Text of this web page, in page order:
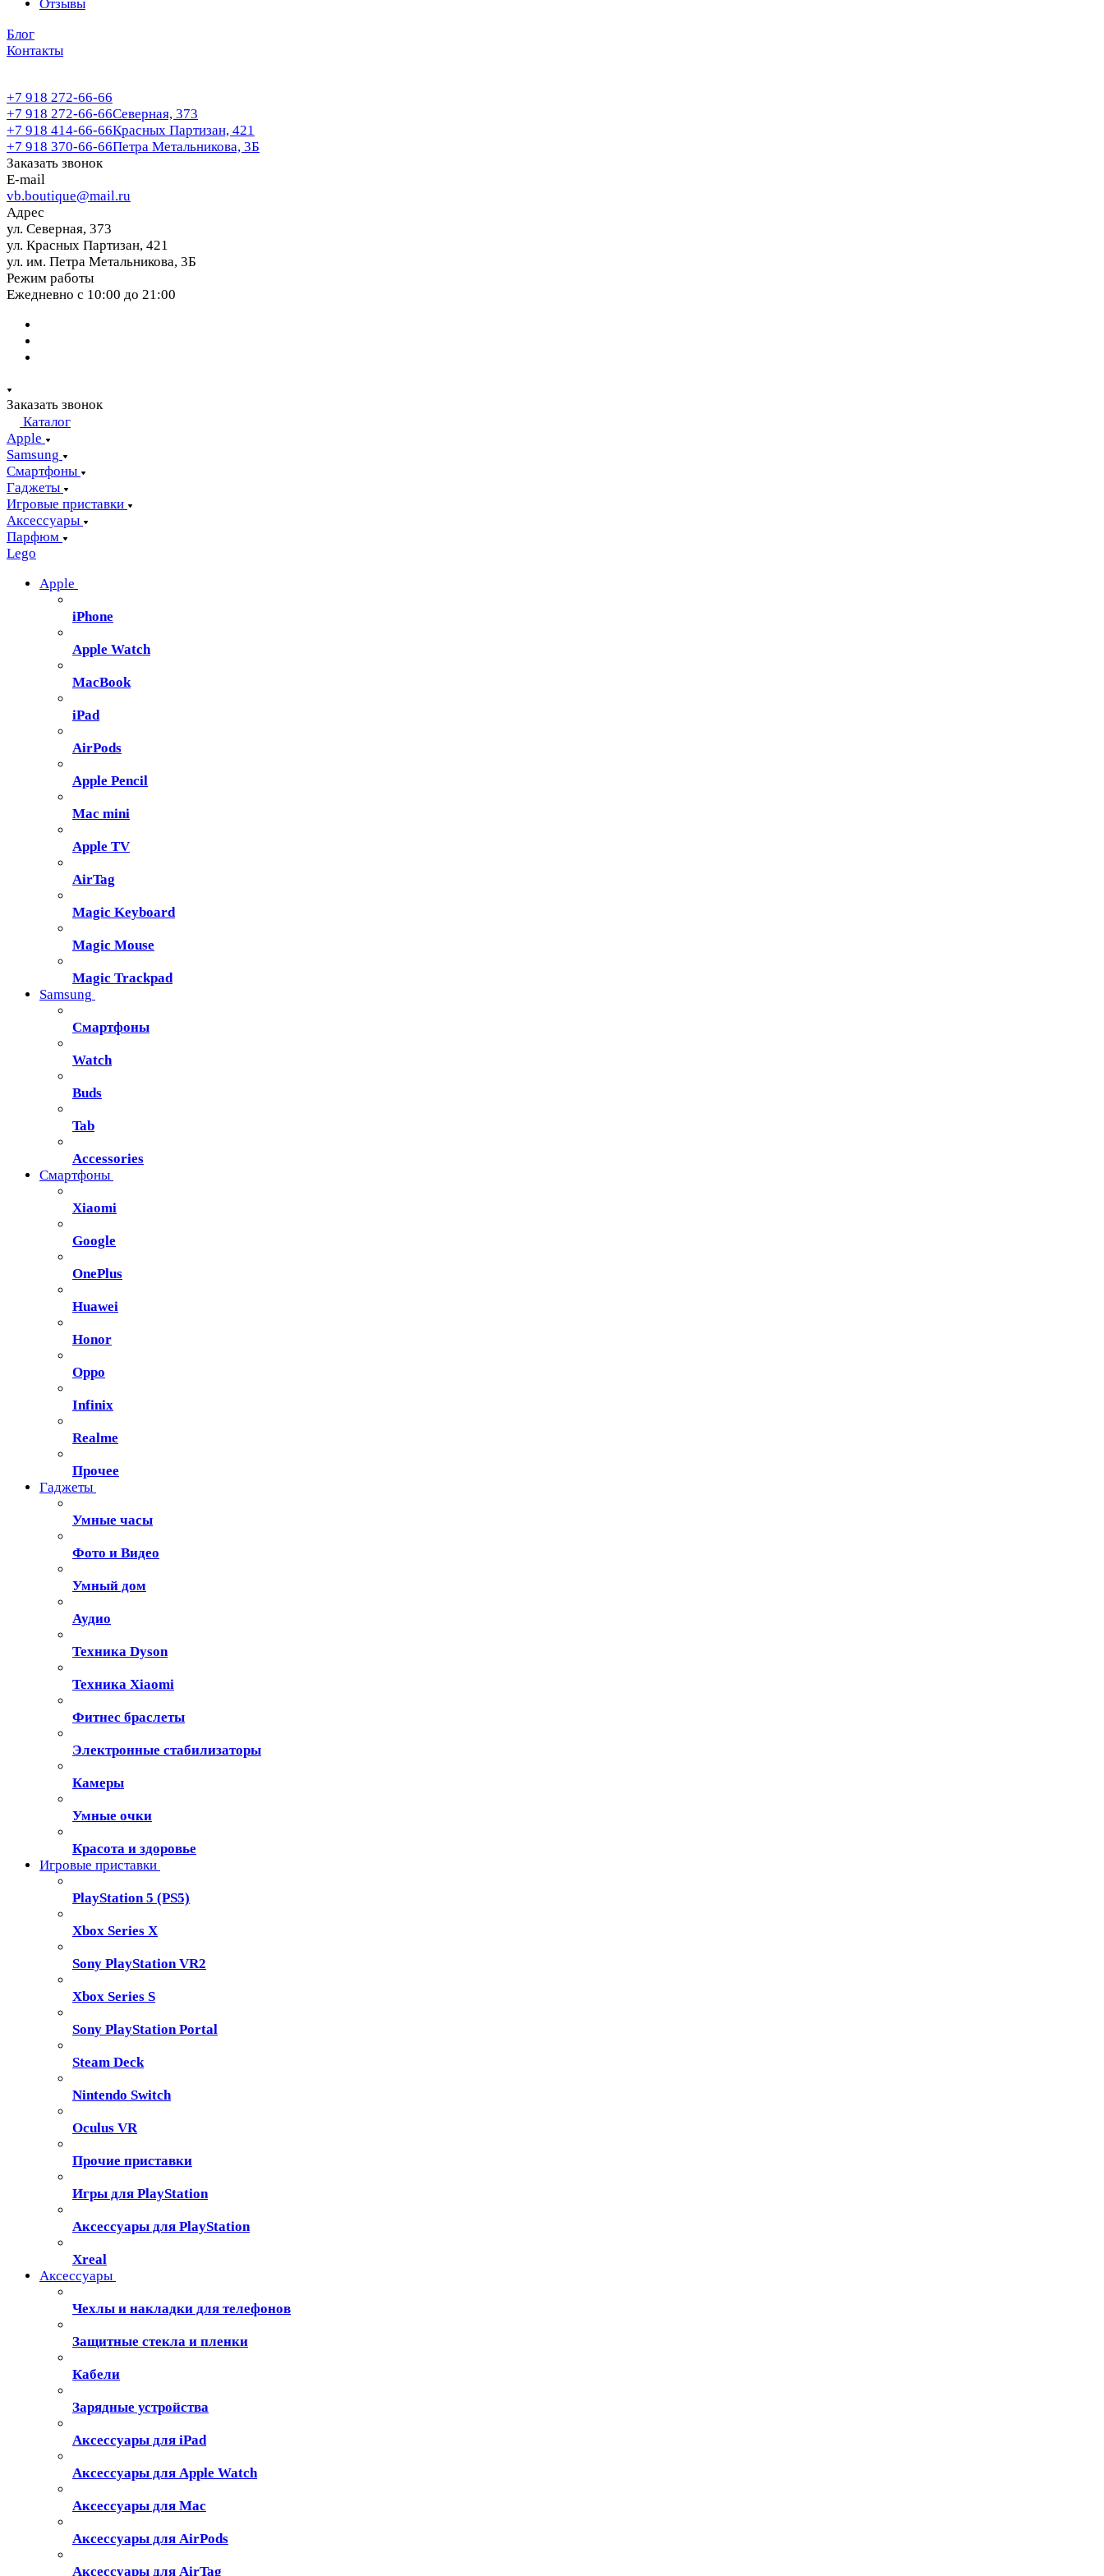
Отзывы
Блог
Контакты
+7 918 272-66-66
+7 918 272-66-66Северная, 373
+7 918 414-66-66Красных Партизан, 421
+7 918 370-66-66Петра Метальникова, 3Б
Заказать звонок
E-mail
vb.boutique@mail.ru
Адрес
ул. Северная, 373
ул. Красных Партизан, 421
ул. им. Петра Метальникова, 3Б
Режим работы
Ежедневно с 10:00 до 21:00
Заказать звонок
Каталог
Apple
Samsung
Смартфоны
Гаджеты
Игровые приставки
Аксессуары
Парфюм
Lego
Apple
iPhone
Apple Watch
MacBook
iPad
AirPods
Apple Pencil
Mac mini
Apple TV
AirTag
Magic Keyboard
Magic Mouse
Magic Trackpad
Samsung
Смартфоны
Watch
Buds
Tab
Accessories
Смартфоны
Xiaomi
Google
OnePlus
Huawei
Honor
Oppo
Infinix
Realme
Прочее
Гаджеты
Умные часы
Фото и Видео
Умный дом
Аудио
Техника Dyson
Техника Xiaomi
Фитнес браслеты
Электронные стабилизаторы
Камеры
Умные очки
Красота и здоровье
Игровые приставки
PlayStation 5 (PS5)
Xbox Series X
Sony PlayStation VR2
Xbox Series S
Sony PlayStation Portal
Steam Deck
Nintendo Switch
Oculus VR
Прочие приставки
Игры для PlayStation
Аксессуары для PlayStation
Xreal
Аксессуары
Чехлы и накладки для телефонов
Защитные стекла и пленки
Кабели
Зарядные устройства
Аксессуары для iPad
Аксессуары для Apple Watch
Аксессуары для Mac
Аксессуары для AirPods
Аксессуары для AirTag